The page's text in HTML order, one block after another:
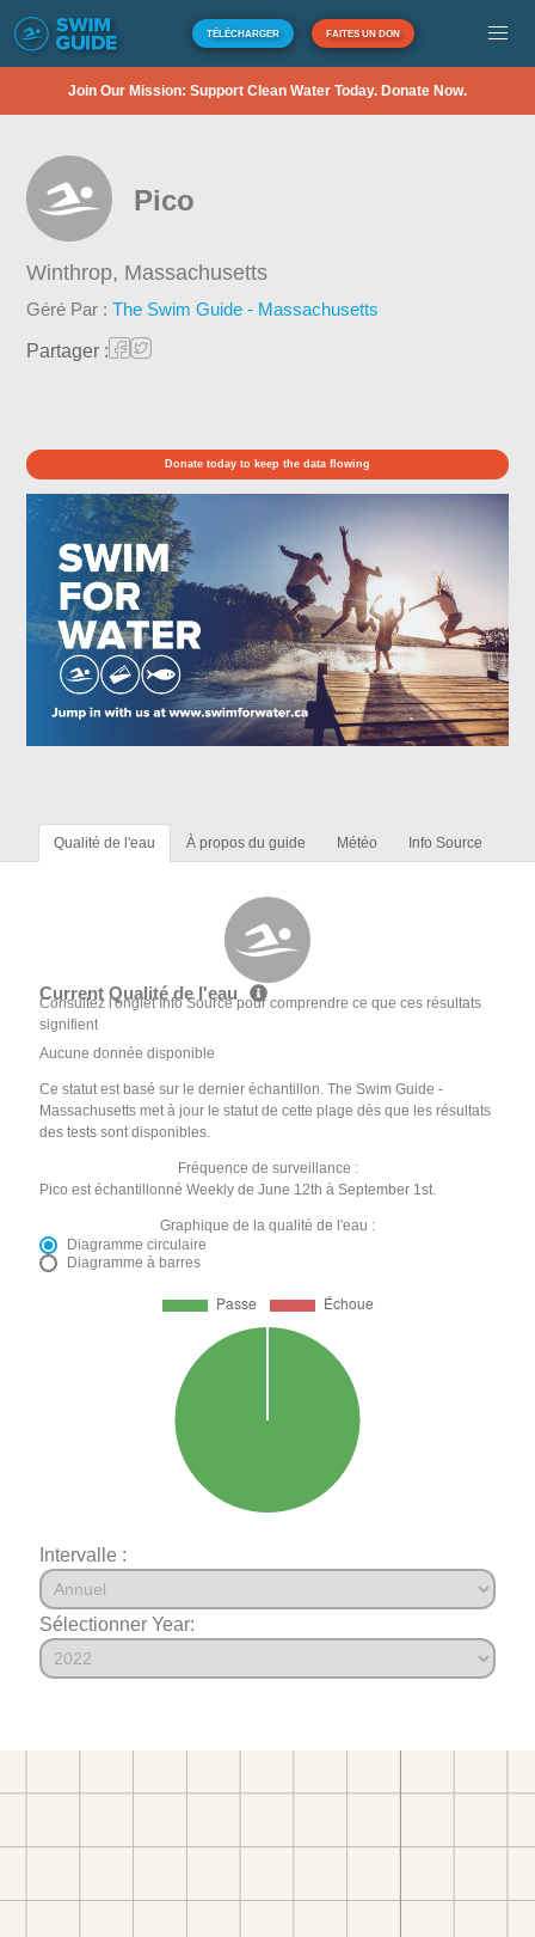
TÉLÉCHARGER FAITES UN DON
Join Our Mission: Support Clean Water Today. Donate Now.
Pico
Winthrop, Massachusetts
Géré Par :The Swim Guide - Massachusetts
Partager :
Donate today to keep the data flowing
Qualité de l'eau À propos du guide Météo Info Source
Current Qualité de l'eau
Consultez l'onglet Info Source pour comprendre ce que ces résultats
signifient
Aucune donnée disponible
Ce statut est basé sur le dernier échantillon. The Swim Guide -
Massachusetts met à jour le statut de cette plage dès que les résultats
des tests sont disponibles.
Fréquence de surveillance :
Pico est échantillonné Weekly de June 12th à September 1st.
Graphique de la qualité de l'eau :
Diagramme circulaire
Diagramme à barres
Intervalle :
Sélectionner Year: